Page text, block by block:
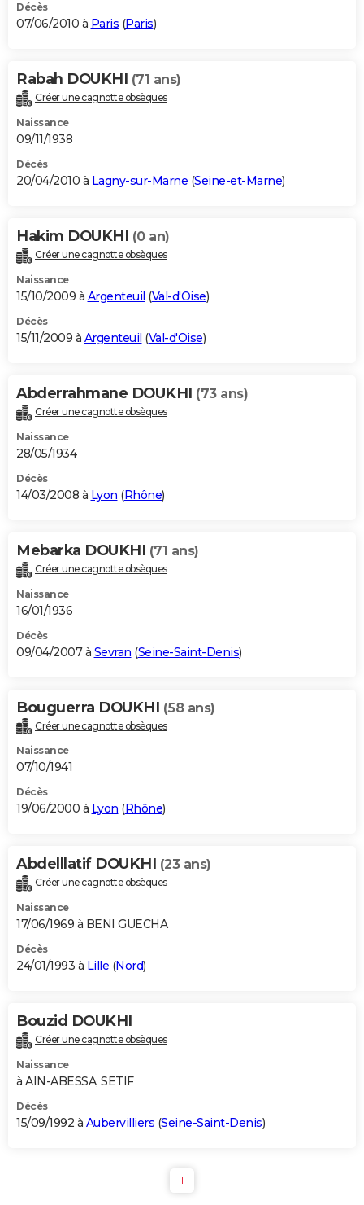
Décès
07/06/2010 à Paris (Paris)
Rabah DOUKHI (71 ans)
Créer une cagnotte obsèques
Naissance
09/11/1938
Décès
20/04/2010 à Lagny-sur-Marne (Seine-et-Marne)
Hakim DOUKHI (0 an)
Créer une cagnotte obsèques
Naissance
15/10/2009 à Argenteuil (Val-d'Oise)
Décès
15/11/2009 à Argenteuil (Val-d'Oise)
Abderrahmane DOUKHI (73 ans)
Créer une cagnotte obsèques
Naissance
28/05/1934
Décès
14/03/2008 à Lyon (Rhône)
Mebarka DOUKHI (71 ans)
Créer une cagnotte obsèques
Naissance
16/01/1936
Décès
09/04/2007 à Sevran (Seine-Saint-Denis)
Bouguerra DOUKHI (58 ans)
Créer une cagnotte obsèques
Naissance
07/10/1941
Décès
19/06/2000 à Lyon (Rhône)
Abdelllatif DOUKHI (23 ans)
Créer une cagnotte obsèques
Naissance
17/06/1969 à BENI GUECHA
Décès
24/01/1993 à Lille (Nord)
Bouzid DOUKHI
Créer une cagnotte obsèques
Naissance
à AIN-ABESSA, SETIF
Décès
15/09/1992 à Aubervilliers (Seine-Saint-Denis)
1